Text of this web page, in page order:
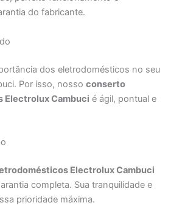
do fabricante.
dos eletrodomésticos no seu
Por isso, nossoconserto
Electrolux Cambuci é ágil, pontual e
Electrolux Cambuci
completa. Sua tranquilidade e
prioridade máxima.